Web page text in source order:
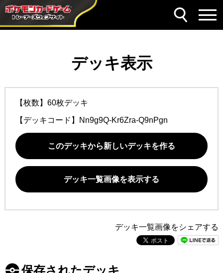
デッキ表示
【枚数】60枚デッキ
【デッキコード】 Nn9g9Q-Kr6Zra-Q9nPgn
このデッキから新しいデッキを作る
デッキ一覧画像を表示する
デッキ一覧画像をシェアする
保存されたデッキ